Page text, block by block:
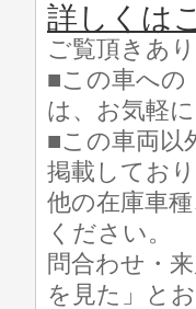
詳しくは
ご覧頂きあ
■この車への
は、お気軽
■この車両以
掲載しており
他の在庫車
ください。
問合わせ・
を見た」と